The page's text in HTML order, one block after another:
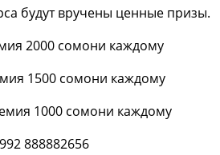
будут вручены ценные призы.
2000 сомони каждому
1500 сомони каждому
1000 сомони каждому
888882656